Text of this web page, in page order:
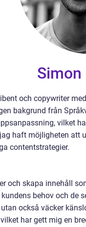
Simon
och copywriter
bakgrund från
vilket
haft möjligheten
contentstrategier.
skapa innehåll
behov och de
också väcker
har gett mig en